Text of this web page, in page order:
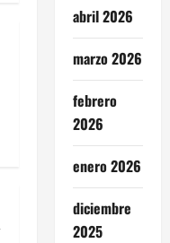
abril 2026
marzo 2026
febrero
2026
enero 2026
diciembre
2025